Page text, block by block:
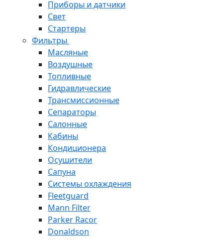
Приборы и датчики
Свет
Стартеры
Фильтры
Масляные
Воздушные
Топливные
Гидравлические
Трансмиссионные
Сепараторы
Салонные
Кабины
Кондиционера
Осушители
Сапуна
Системы охлаждения
Fleetguard
Mann Filter
Parker Racor
Donaldson